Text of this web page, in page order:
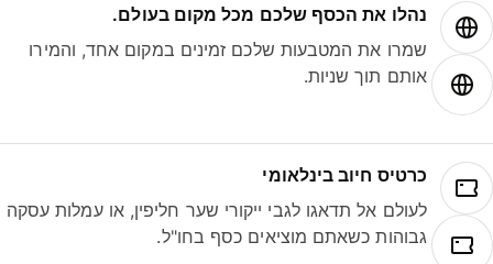
נהלו את הכסף שלכם מכל מקום בעולם.
שמרו את המטבעות שלכם זמינים במקום אחד, והמירו
אותם תוך שניות.
כרטיס חיוב בינלאומי
לעולם אל תדאגו לגבי ייקורי שער חליפין, או עמלות עסקה
גבוהות כשאתם מוציאים כסף בחו"ל.